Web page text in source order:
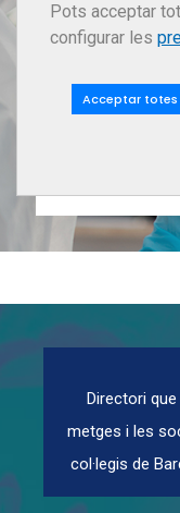
Pots acceptar
configurar les
Acceptar totes
Comunicat
vacunació
Directori
metges i les
col·legis de